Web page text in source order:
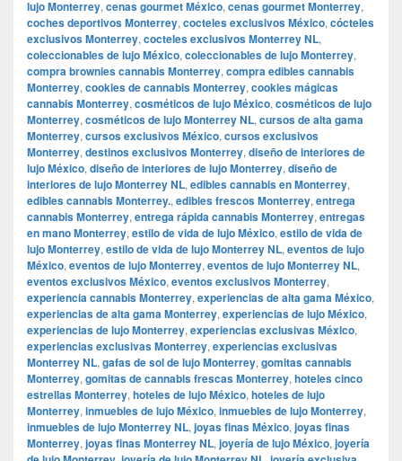
lujo Monterrey, cenas gourmet México, cenas gourmet Monterrey,
coches deportivos Monterrey, cocteles exclusivos México, cócteles
exclusivos Monterrey, cocteles exclusivos Monterrey NL,
coleccionables de lujo México, coleccionables de lujo Monterrey,
compra brownies cannabis Monterrey, compra edibles cannabis
Monterrey, cookies de cannabis Monterrey, cookies mágicas
cannabis Monterrey, cosméticos de lujo México, cosméticos de lujo
Monterrey, cosméticos de lujo Monterrey NL, cursos de alta gama
Monterrey, cursos exclusivos México, cursos exclusivos
Monterrey, destinos exclusivos Monterrey, diseño de interiores de
lujo México, diseño de interiores de lujo Monterrey, diseño de
interiores de lujo Monterrey NL, edibles cannabis en Monterrey,
edibles cannabis Monterrey., edibles frescos Monterrey, entrega
cannabis Monterrey, entrega rápida cannabis Monterrey, entregas
en mano Monterrey, estilo de vida de lujo México, estilo de vida de
lujo Monterrey, estilo de vida de lujo Monterrey NL, eventos de lujo
México, eventos de lujo Monterrey, eventos de lujo Monterrey NL,
eventos exclusivos México, eventos exclusivos Monterrey,
experiencia cannabis Monterrey, experiencias de alta gama México,
experiencias de alta gama Monterrey, experiencias de lujo México,
experiencias de lujo Monterrey, experiencias exclusivas México,
experiencias exclusivas Monterrey, experiencias exclusivas
Monterrey NL, gafas de sol de lujo Monterrey, gomitas cannabis
Monterrey, gomitas de cannabis frescas Monterrey, hoteles cinco
estrellas Monterrey, hoteles de lujo México, hoteles de lujo
Monterrey, inmuebles de lujo México, inmuebles de lujo Monterrey,
inmuebles de lujo Monterrey NL, joyas finas México, joyas finas
Monterrey, joyas finas Monterrey NL, joyería de lujo México, joyería